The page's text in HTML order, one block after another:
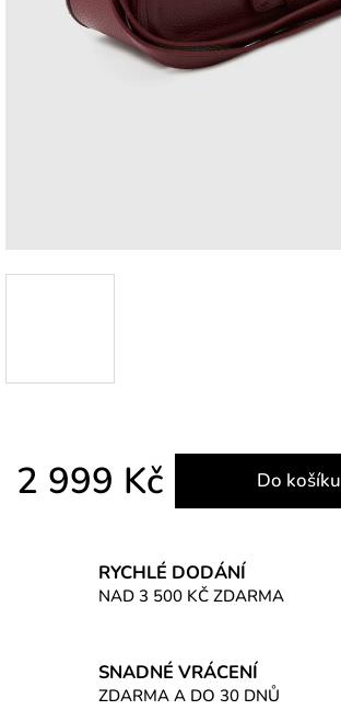
2 999 Kč Do košíku
RYCHLÉ DODÁNÍ
NAD 3 500 KČ ZDARMA
SNADNÉ VRÁCENÍ
ZDARMA A DO 30 DNŮ